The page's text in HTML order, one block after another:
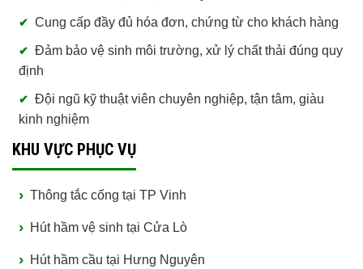
Cung cấp đầy đủ hóa đơn, chứng từ cho khách hàng
Đảm bảo vệ sinh môi trường, xử lý chất thải đúng quy
định
Đội ngũ kỹ thuật viên chuyên nghiệp, tận tâm, giàu
kinh nghiệm
KHU VỰC PHỤC VỤ
Thông tắc cống tại TP Vinh
Hút hầm vệ sinh tại Cửa Lò
Hút hầm cầu tại Hưng Nguyên